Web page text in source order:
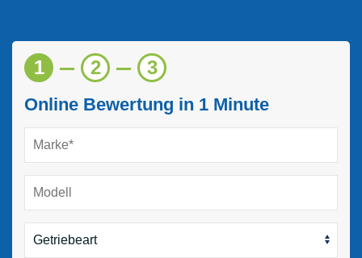
1 2 3
Online Bewertung in 1 Minute